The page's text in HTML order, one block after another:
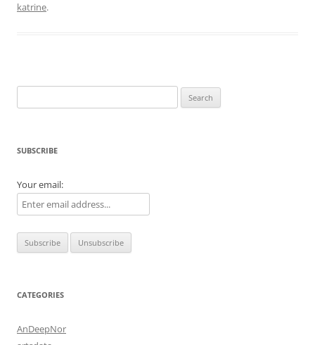
katrine.
for:
SUBSCRIBE
Your email:
CATEGORIES
AnDeepNor